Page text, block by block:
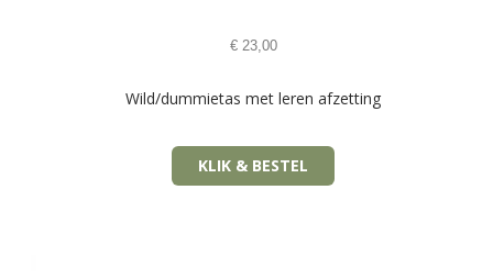
€23,00
Wild/dummietas met leren afzetting
KLIK & BESTEL